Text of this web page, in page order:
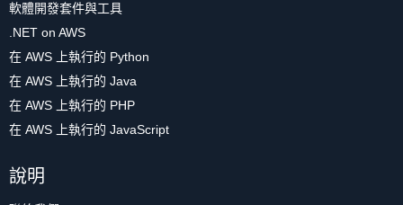
軟體開發套件與工具
.NET on AWS
在 AWS 上執行的 Python
在 AWS 上執行的 Java
在 AWS 上執行的 PHP
在 AWS 上執行的 JavaScript
說明